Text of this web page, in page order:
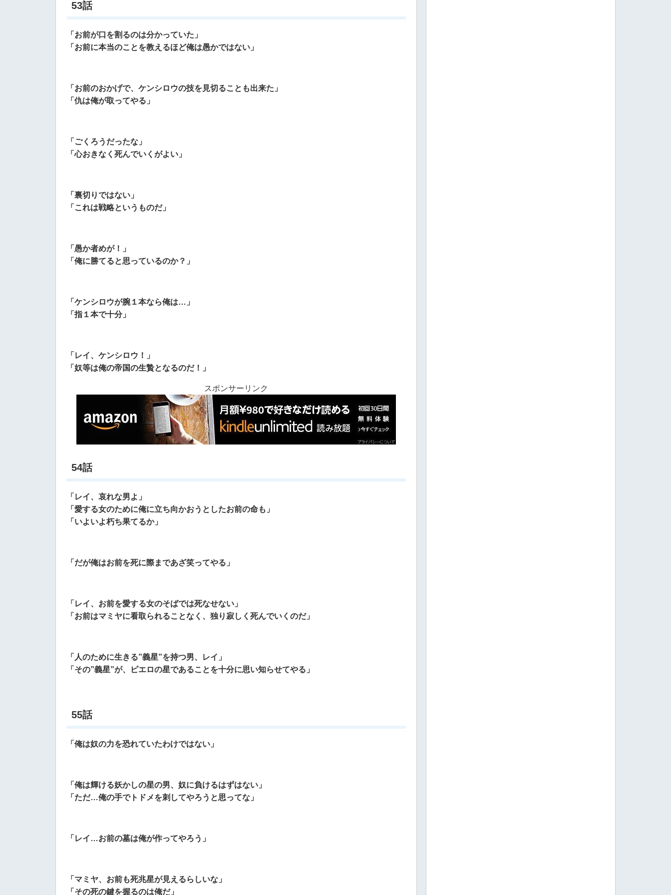
53話
「お前が口を割るのは分かっていた」
「お前に本当のことを教えるほど俺は愚かではない」
「お前のおかげで、ケンシロウの技を見切ることも出来た」
「仇は俺が取ってやる」
「ごくろうだったな」
「心おきなく死んでいくがよい」
「裏切りではない」
「これは戦略というものだ」
「愚か者めが！」
「俺に勝てると思っているのか？」
「ケンシロウが腕１本なら俺は…」
「指１本で十分」
「レイ、ケンシロウ！」
「奴等は俺の帝国の生贄となるのだ！」
スポンサーリンク
54話
「レイ、哀れな男よ」
「愛する女のために俺に立ち向かおうとしたお前の命も」
「いよいよ朽ち果てるか」
「だが俺はお前を死に際まであざ笑ってやる」
「レイ、お前を愛する女のそばでは死なせない」
「お前はマミヤに看取られることなく、独り寂しく死んでいくのだ」
「人のために生きる”義星”を持つ男、レイ」
「その”義星”が、ピエロの星であることを十分に思い知らせてやる」
55話
「俺は奴の力を恐れていたわけではない」
「俺は輝ける妖かしの星の男、奴に負けるはずはない」
「ただ…俺の手でトドメを刺してやろうと思ってな」
「レイ…お前の墓は俺が作ってやろう」
「マミヤ、お前も死兆星が見えるらしいな」
「その死の鍵を握るのは俺だ」